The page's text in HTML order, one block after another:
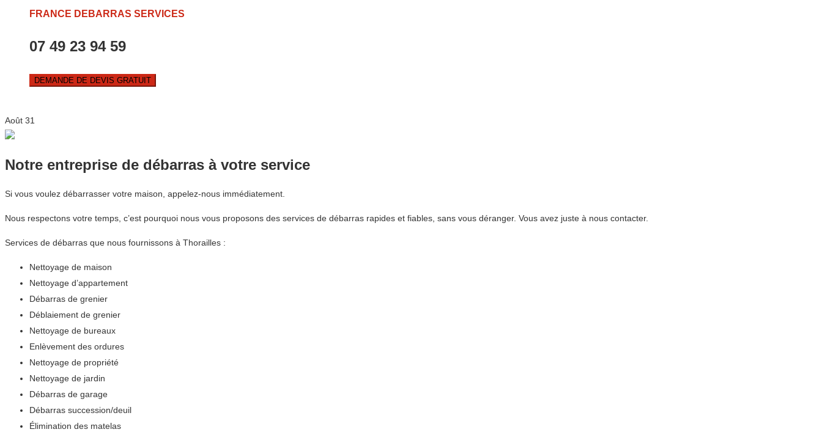
FRANCE DEBARRAS SERVICES
07 49 23 94 59
DEMANDE DE DEVIS GRATUIT
Août 31
Notre entreprise de débarras à votre service
Si vous voulez débarrasser votre maison, appelez-nous immédiatement.
Nous respectons votre temps, c’est pourquoi nous vous proposons des services de débarras rapides et fiables, sans vous déranger. Vous avez juste à nous contacter.
Services de débarras que nous fournissons à Thorailles :
Nettoyage de maison
Nettoyage d’appartement
Débarras de grenier
Déblaiement de grenier
Nettoyage de bureaux
Enlèvement des ordures
Nettoyage de propriété
Nettoyage de jardin
Débarras de garage
Débarras succession/deuil
Élimination des matelas